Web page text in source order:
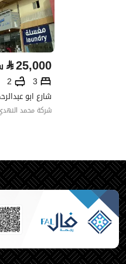
استخدام العقار
نوع العقار
خدمات
تفاصيل
عمر العقار
عرض الشارع
⃁25,000
3
2
شركة محمد